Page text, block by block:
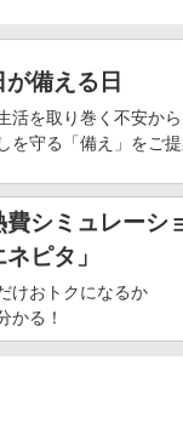
が備える日
活を取り巻く不安から
を守る「備え」をご
費シミュレーシ
ネピタ」
けおトクになるか
かる！